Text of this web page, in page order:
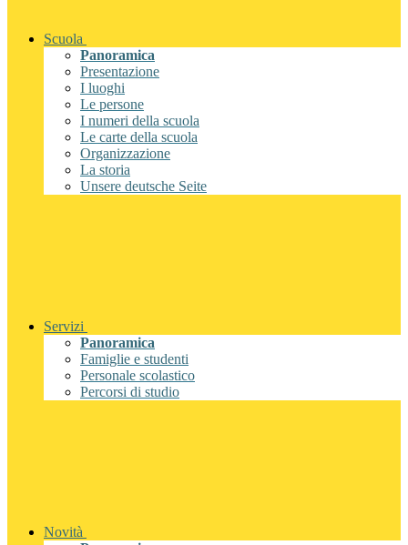
Scuola
Panoramica
Presentazione
I luoghi
Le persone
I numeri della scuola
Le carte della scuola
Organizzazione
La storia
Unsere deutsche Seite
Servizi
Panoramica
Famiglie e studenti
Personale scolastico
Percorsi di studio
Novità